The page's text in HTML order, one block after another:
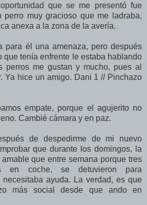
que se me presentó fue
perro muy gracioso que me ladraba,
anexa a la zona de la avería.
para él una amenaza, pero después
que tenía enfrente le estaba hablando
perros me gustan y mucho, pues al
Ya hice un amigo. Dani 1 // Pinchazo
empate, porque el agujerito no
Cambié cámara y en paz.
de despedirme de mi nuevo
que durante los domingos, la
que entre semana porque tres
en coche, se detuvieron para
ayuda. La verdad, es que
más social desde que ando en